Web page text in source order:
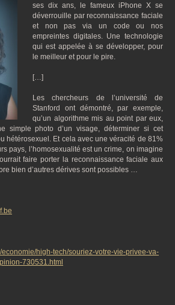
ses dix ans, le fameux iPhone X se
déverrouille par reconnaissance faciale
et non pas via un code ou nos
empreintes digitales. Une technologie
qui est appelée à se développer, pour
le meilleur et pour le pire.
[…]
Les chercheurs de l’université de
Stanford ont démontré, par exemple,
qu’un algorithme mis au point par eux,
simple photo d’un visage, déterminer si cet
hétérosexuel. Et cela avec une véracité de 81%
pays, l’homosexualité est un crime, on imagine
faire porter la reconnaissance faciale aux
bien d’autres dérives sont possibles …
economie/high-tech/souriez-votre-vie-privee-va-
730531.html